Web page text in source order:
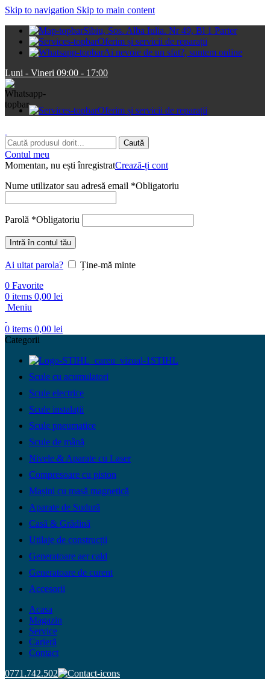
Skip to navigation Skip to main content
Sibiu, Sos. Alba Iulia. Nr 49, Bl 1 Parter
Oferim și servicii de reparații
Ai nevoie de un sfat?, suntem online
Luni - Vineri 09:00 - 17:00
Oferim și servicii de reparații
Caută
Contul meu
Momentan, nu ești înregistratCrează-ți cont
Nume utilizator sau adresă email *Obligatoriu
Parolă *Obligatoriu
Intră în contul tău
Ai uitat parola?
Ține-mă minte
0 Favorite
0 items 0,00 lei
Meniu
0 items 0,00 lei
Categorii
STIHL
Scule cu acumulatori
Scule electrice
Scule instalații
Scule pneumatice
Scule de mână
Nivele & Aparate cu Laser
Compresoare cu piston
Mașini cu masă magnetică
Aparate de Sudură
Casă & Grădină
Utilaje de construcții
Generatoare aer cald
Generatoare de curent
Accesorii
Acasa
Magazin
Service
Carieră
Contact
0771.742.502